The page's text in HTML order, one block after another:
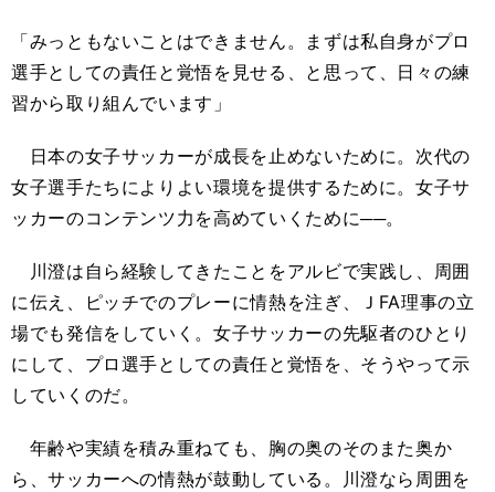
「みっともないことはできません。まずは私自身がプロ
選手としての責任と覚悟を見せる、と思って、日々の練
習から取り組んでいます」
日本の女子サッカーが成長を止めないために。次代の
女子選手たちによりよい環境を提供するために。女子サ
ッカーのコンテンツ力を高めていくために──。
川澄は自ら経験してきたことをアルビで実践し、周囲
に伝え、ピッチでのプレーに情熱を注ぎ、Ｊ FA理事の立
場でも発信をしていく。女子サッカーの先駆者のひとり
にして、プロ選手としての責任と覚悟を、そうやって示
していくのだ。
年齢や実績を積み重ねても、胸の奥のそのまた奥か
ら、サッカーへの情熱が鼓動している。川澄なら周囲を